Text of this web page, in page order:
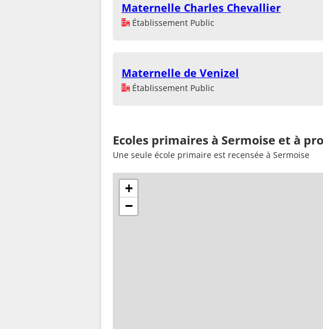
Maternelle Charles Chevallier
Établissement Public
Maternelle de Venizel
Établissement Public
Ecoles primaires à Sermoise et à
Une seule école primaire est recensée à Sermoise
+
−